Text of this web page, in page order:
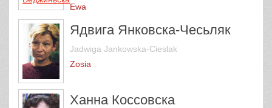
Ewa
Ядвига Янковска-Чесьляк
Jadwiga Jankowska-Cieslak
Zosia
Ханна Коссовска